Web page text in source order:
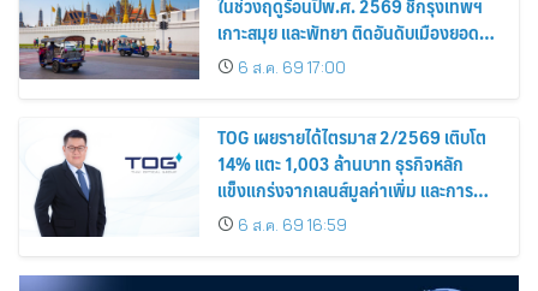
เกาะสมุย และพัทยา ติดอันดับเมืองยอด
นิยม6 ส.ค. 69 17:00
TOG เผยรายได้ไตรมาส 2/2569 เติบโต
14% แตะ 1,003 ล้านบาท ธุรกิจหลัก
แข็งแกร่งจากเลนส์มูลค่าเพิ่ม และการ
ขยายตลาดต่างประเทศ พร้อมเดินหน้า
ลงทุนเพื่อการเติบโตระยะยาว
6 ส.ค. 69 16:59